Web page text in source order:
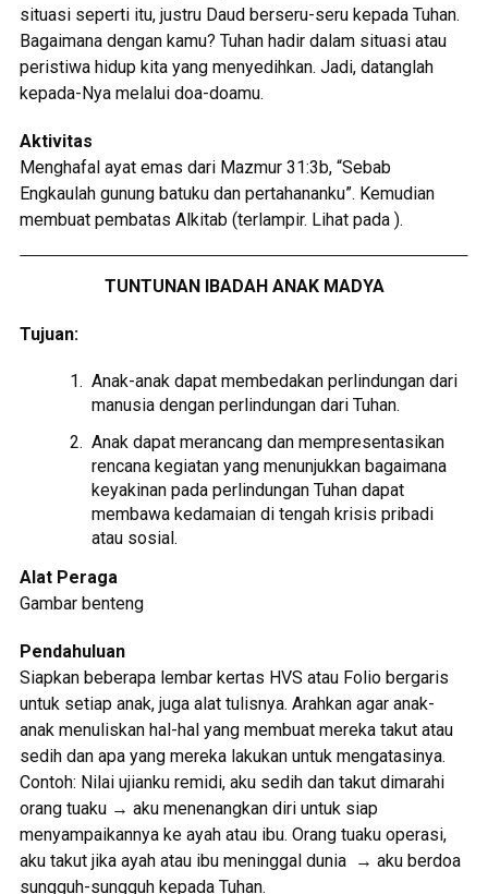
situasi seperti itu, justru Daud berseru-seru kepada Tuhan.
Bagaimana dengan kamu? Tuhan hadir dalam situasi atau
peristiwa hidup kita yang menyedihkan. Jadi, datanglah
kepada-Nya melalui doa-doamu.
Aktivitas
Menghafal ayat emas dari Mazmur 31:3b, “Sebab
Engkaulah gunung batuku dan pertahananku”. Kemudian
membuat pembatas Alkitab (terlampir. Lihat pada ).
TUNTUNAN IBADAH ANAK MADYA
Tujuan:
Anak-anak dapat membedakan perlindungan dari
manusia dengan perlindungan dari Tuhan.
Anak dapat merancang dan mempresentasikan
rencana kegiatan yang menunjukkan bagaimana
keyakinan pada perlindungan Tuhan dapat
membawa kedamaian di tengah krisis pribadi
atau sosial.
Alat Peraga
Gambar benteng
Pendahuluan
Siapkan beberapa lembar kertas HVS atau Folio bergaris
untuk setiap anak, juga alat tulisnya. Arahkan agar anak-
anak menuliskan hal-hal yang membuat mereka takut atau
sedih dan apa yang mereka lakukan untuk mengatasinya.
Contoh: Nilai ujianku remidi, aku sedih dan takut dimarahi
orang tuaku → aku menenangkan diri untuk siap
menyampaikannya ke ayah atau ibu. Orang tuaku operasi,
aku takut jika ayah atau ibu meninggal dunia → aku berdoa
sungguh-sungguh kepada Tuhan.